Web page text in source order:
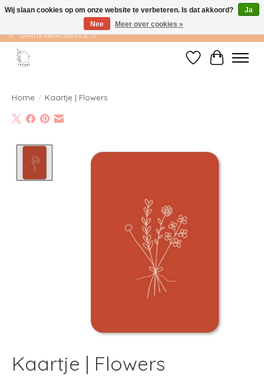
☆ GRATIS VERZENDING VANAF €75 ☆ VERZONDEN BINNEN 1-2 WERKDAGEN
☆ GRATIS INPAKSERVICE ☆
Verlanglijst
Home / Kaartje | Flowers
Product image slideshow Items
Kaartje | Flowers
Wij slaan cookies op om onze website te verbeteren. Is dat akkoord?
Ja
Nee
Meer over cookies »